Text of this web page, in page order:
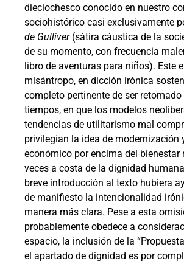
dieciochesco conocido en nuestro
sociohistórico casi exclusivamente
de Gulliver (sátira cáustica de la
de su momento, con frecuencia
libro de aventuras para niños). Este
misántropo, en dicción irónica
completo pertinente de ser
tiempos, en que los modelos
tendencias de utilitarismo mal
privilegian la idea de modernización
económico por encima del bienestar
veces a costa de la dignidad
breve introducción al texto hubiera
de manifiesto la intencionalidad
manera más clara. Pese a esta
probablemente obedece a
espacio, la inclusión de la
el apartado de dignidad es por